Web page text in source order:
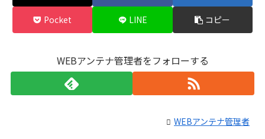
Pocket LINE コピー
WEBアンテナ管理者をフォローする
WEBアンテナ管理者